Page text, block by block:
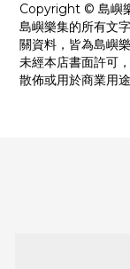
Copyright © 島嶼
島嶼樂集的所有文
關資料，皆為島嶼
未經本店書面許可
散佈或用於商業用途